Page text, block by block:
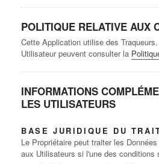
POLITIQUE RELATIVE AUX
Cette Application utilise des
Utilisateur peuvent consulter la
INFORMATIONS
LES UTILISATEURS
BASE JURIDIQUE DU
Le Propriétaire peut traiter les
aux Utilisateurs si l'une des conditions